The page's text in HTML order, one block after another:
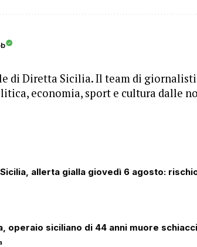
di Diretta Sicilia. Il team di
economia, sport e cultura dalle
allerta gialla giovedì 6 agosto:
operaio siciliano di 44 anni muore